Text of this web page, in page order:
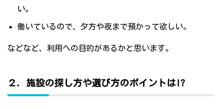
い。
働いているので、夕方や夜まで預かって欲しい。
などなど、利用への目的があるかと思います。
２．施設の探し方や選び方のポイントは!?